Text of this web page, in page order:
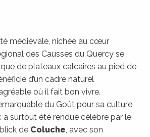
médiévale, nichée au cœur
des Causses du Quercy se
de plateaux calcaires au pied de
d’un cadre naturel
où il fait bon vivre.
du Goût pour sa culture
a surtout été rendue célèbre par le
de Coluche, avec son